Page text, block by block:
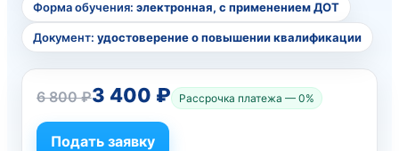
Форма обучения: электронная, с применением ДОТ
Документ: удостоверение о повышении квалификации
6 800 ₽3 400 ₽ Рассрочка платежа — 0%
Подать заявку